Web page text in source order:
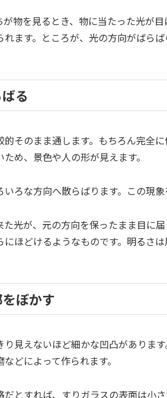
物を見るとき、物に当たった光が
ます。ところが、光の方向がばら
る
そのまま通します。もちろん完全
め、景色や人の形が見えます。
ろな方向へ散らばります。この現象
光が、元の方向を保ったまま目に届
ほどけるようなものです。明るさ
ぼかす
見えないほど細かな凹凸がありま
どによって作られます。
とすれば、すりガラスの表面は小